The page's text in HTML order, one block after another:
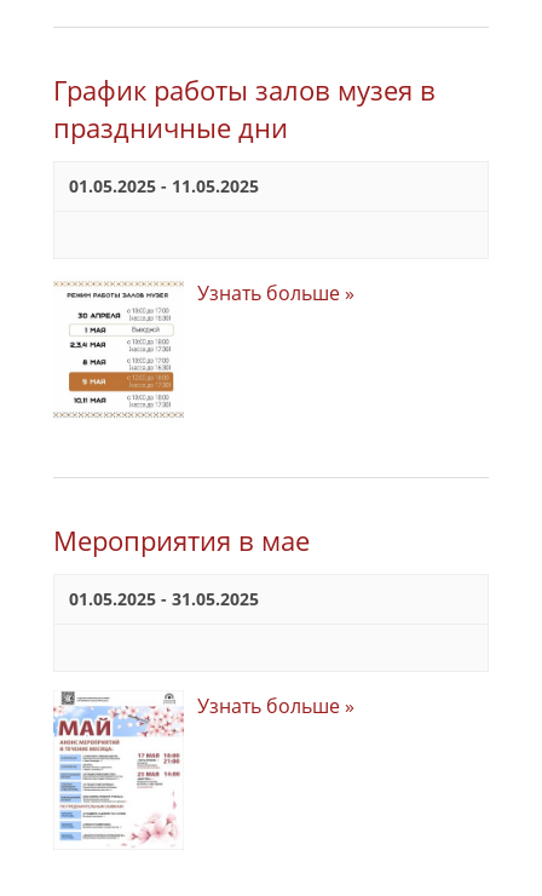
График работы залов музея в
праздничные дни
01.05.2025 - 11.05.2025
Узнать больше »
Мероприятия в мае
01.05.2025 - 31.05.2025
Узнать больше »